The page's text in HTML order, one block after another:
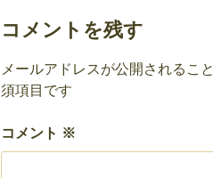
コメントを残す
メールアドレスが公開されるこ
須項目です
コメント ※